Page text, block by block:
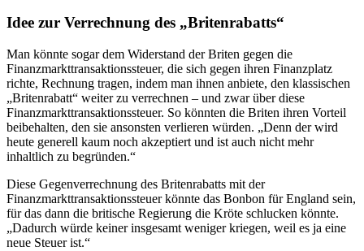
Idee zur Verrechnung des „Britenrabatts“
Man könnte sogar dem Widerstand der Briten gegen die
Finanzmarkttransaktionssteuer, die sich gegen ihren Finanzplatz
richte, Rechnung tragen, indem man ihnen anbiete, den klassischen
„Britenrabatt“ weiter zu verrechnen – und zwar über diese
Finanzmarkttransaktionssteuer. So könnten die Briten ihren Vorteil
beibehalten, den sie ansonsten verlieren würden. „Denn der wird
heute generell kaum noch akzeptiert und ist auch nicht mehr
inhaltlich zu begründen.“
Diese Gegenverrechnung des Britenrabatts mit der
Finanzmarkttransaktionssteuer könnte das Bonbon für England sein,
für das dann die britische Regierung die Kröte schlucken könnte.
„Dadurch würde keiner insgesamt weniger kriegen, weil es ja eine
neue Steuer ist.“